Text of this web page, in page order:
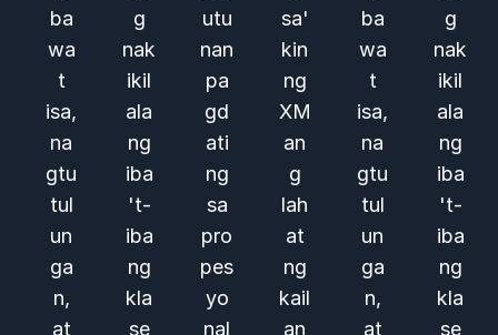
ba
wa
t
isa,
na
gtu
tul
un
ga
n,
at
g
nak
ikil
ala
ng
iba
't-
iba
ng
kla
se
utu
nan
pa
gd
ati
ng
sa
pro
pes
yo
nal
sa'
kin
ng
XM
an
g
lah
at
ng
kail
an
ba
wa
t
isa,
na
gtu
tul
un
ga
n,
at
g
nak
ikil
ala
ng
iba
't-
iba
ng
kla
se